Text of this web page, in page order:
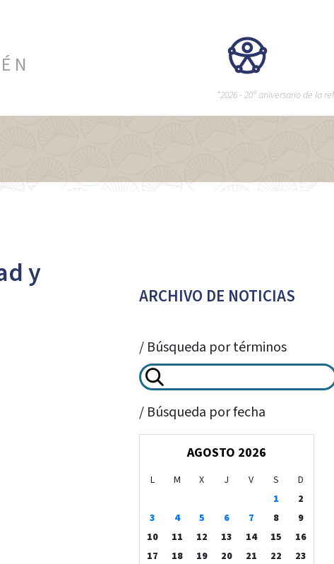
“2026 - 20º aniversario de la
y
ARCHIVO DE NOTICIAS
/ Búsqueda por términos
/ Búsqueda por fecha
AGOSTO 2026
L M X J V S
D
1
2
3
4 5 6 7 8
9
10
11 12 13 14 15
16
17
18 19 20 21 22
23